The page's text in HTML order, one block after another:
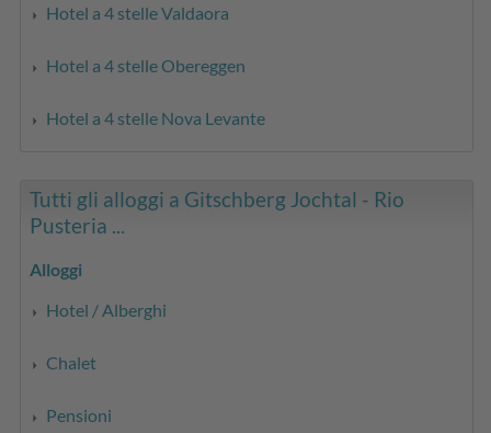
Hotel a 4 stelle Valdaora
Hotel a 4 stelle Obereggen
Hotel a 4 stelle Nova Levante
Tutti gli alloggi a Gitschberg Jochtal - Rio
Pusteria ...
Alloggi
Hotel / Alberghi
Chalet
Pensioni